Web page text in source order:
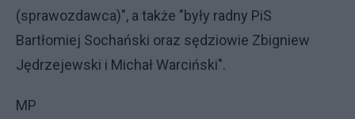
(sprawozdawca)", a także "były radny PiS
Bartłomiej Sochański oraz sędziowie Zbigniew
Jędrzejewski i Michał Warciński".
MP